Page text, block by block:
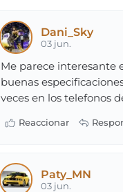
Dani_Sky
03 jun.
Me parece interesante
buenas
veces en los telefonos
Paty_MN
03 jun.